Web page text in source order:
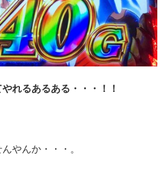
れるあるある・・・！！
やんか・・・。